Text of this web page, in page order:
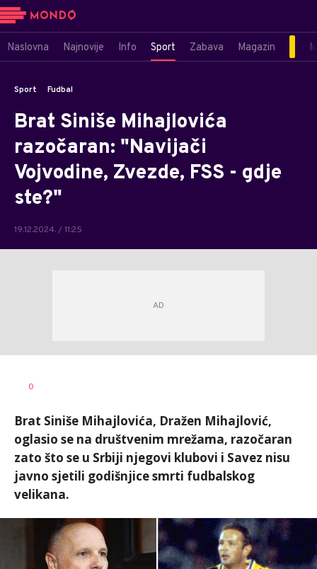
Naslovna Najnovije Info Sport Zabava Magazin
Sport Fudbal
Brat Siniše Mihajlovića
razočaran: "Navijači
Vojvodine, Zvezde, FSS - gdje
ste?"
19.12.2024. / 11:25
AUTOR
0
Brat Siniše Mihajlovića, Dražen Mihajlović,
oglasio se na društvenim mrežama, razočaran
zato što se u Srbiji njegovi klubovi i Savez nisu
javno sjetili godišnjice smrti fudbalskog
velikana.